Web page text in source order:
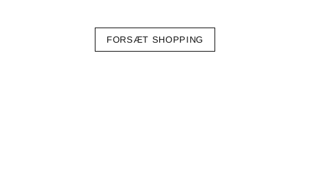
FORSÆT SHOPPING